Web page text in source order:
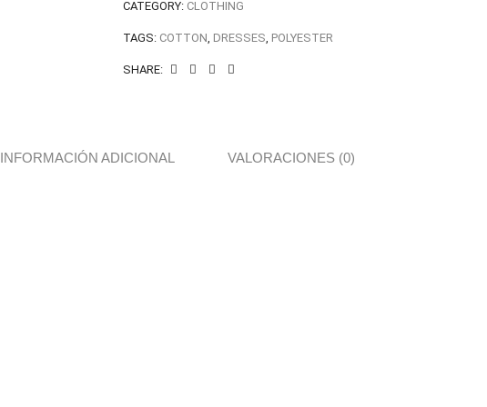
CATEGORY: CLOTHING
TAGS: COTTON, DRESSES, POLYESTER
SHARE:
INFORMACIÓN ADICIONAL VALORACIONES (0)